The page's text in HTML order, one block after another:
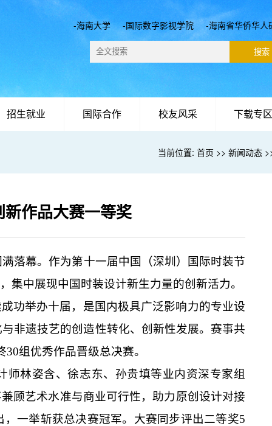
-海南省华侨华人
-国际数字影视学院
-海南大学
招生就业 国际合作 校友风采 下载专
当前位置: 首页 >> 新闻动态
作品大赛一等奖
落幕。作为第十一届中国（深圳）国际时装节
中展现中国时装设计新生力量的创新活力。
功举办十届，是国内极具广泛影响力的专业设
非遗技艺的创造性转化、创新性发展。赛事共
组优秀作品晋级总决赛。
林姿含、徐志东、孙贵填等业内资深专家组
顾艺术水准与商业可行性，助力原创设计对接
一举斩获总决赛冠军。大赛同步评出二等奖5